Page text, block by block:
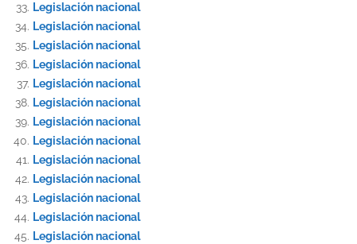
Legislación nacional
Legislación nacional
Legislación nacional
Legislación nacional
Legislación nacional
Legislación nacional
Legislación nacional
Legislación nacional
Legislación nacional
Legislación nacional
Legislación nacional
Legislación nacional
Legislación nacional